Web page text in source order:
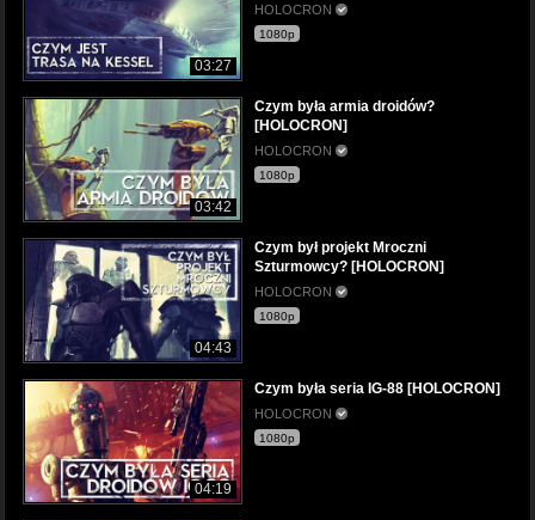
03:27
HOLOCRON
1080p
03:42
Czym była armia droidów?
[HOLOCRON]
HOLOCRON
1080p
04:43
Czym był projekt Mroczni
Szturmowcy? [HOLOCRON]
HOLOCRON
1080p
04:19
Czym była seria IG-88 [HOLOCRON]
HOLOCRON
1080p